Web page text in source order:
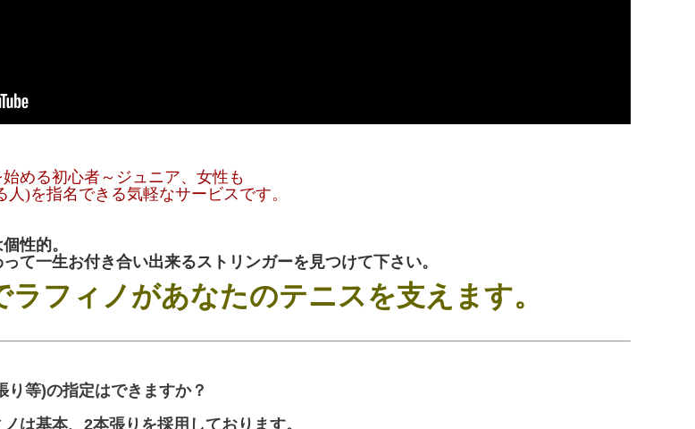
める初心者～ジュニア、女性も
)を指名できる気軽なサービスです。
性的。
て一生お付き合い出来るストリンガーを見つけて下さい。
ラフィノがあなたのテニスを支えます。
り等)の指定はできますか？
は基本、2本張りを採用しております。